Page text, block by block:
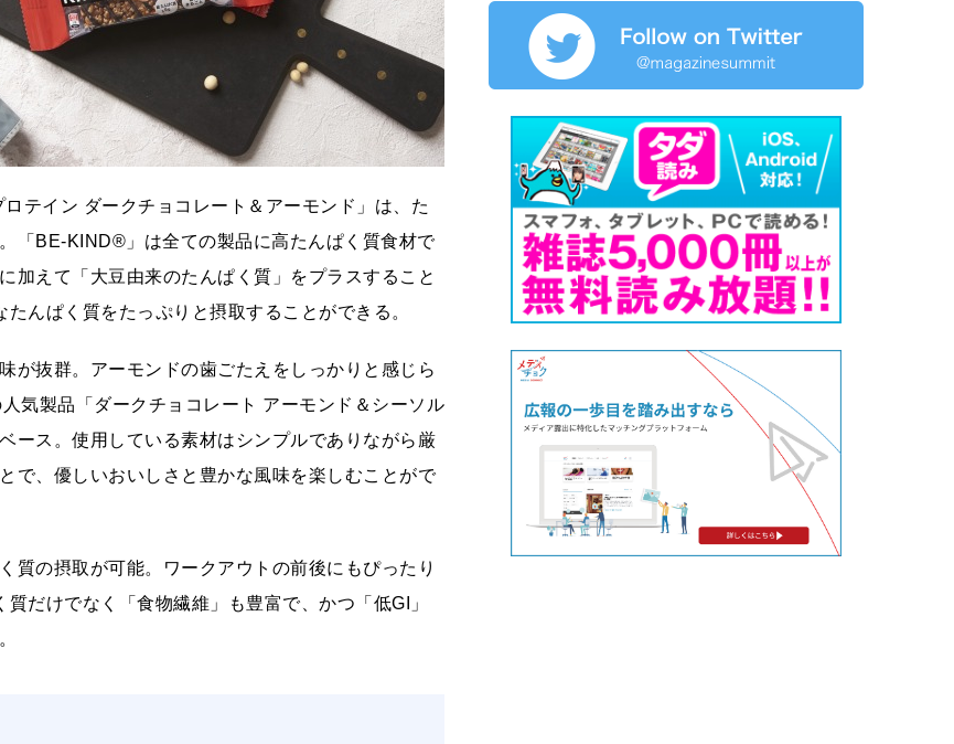
テイン ダークチョコレート＆アーモンド」は、た
「BE-KIND®」は全ての製品に高たんぱく質食材で
加えて「大豆由来のたんぱく質」をプラスすること
んぱく質をたっぷりと摂取することができる。
が抜群。アーモンドの歯ごたえをしっかりと感じら
気製品「ダークチョコレート アーモンド＆シーソル
ース。使用している素材はシンプルでありながら厳
で、優しいおいしさと豊かな風味を楽しむことがで
質の摂取が可能。ワークアウトの前後にもぴったり
だけでなく「食物繊維」も豊富で、かつ「低GI」